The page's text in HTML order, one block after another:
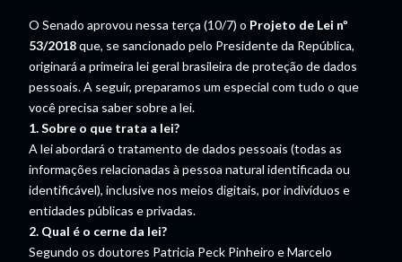
O Senado aprovou nessa terça (10/7) o Projeto de Lei nº
53/2018que, se sancionado pelo Presidente da República,
originará a primeira lei geral brasileira de proteção de dados
pessoais. A seguir, preparamos um especial com tudo o que
você precisa saber sobre a lei.
1. Sobre o que trata a lei?
A lei abordará o tratamento de dados pessoais (todas as
informações relacionadas à pessoa natural identificada ou
identificável), inclusive nos meios digitais, por indivíduos e
entidades públicas e privadas.
2. Qual é o cerne da lei?
Segundo os doutores Patricia Peck Pinheiro e Marcelo